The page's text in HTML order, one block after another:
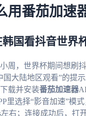
用番茄加速
国看抖音世界
周，世界杯期间想刷
国大陆地区观看”的提
载并安装番茄加速器
里选择“影音加速”模
左右；连接成功后，打